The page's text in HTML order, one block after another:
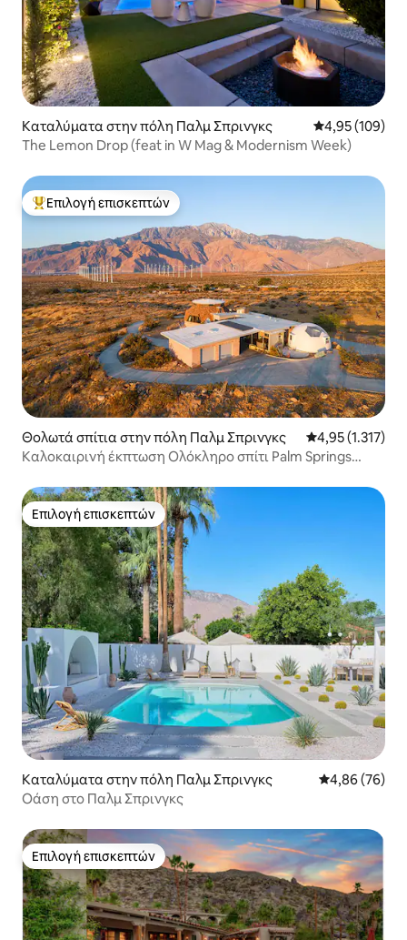
Καταλύματα στην πόλη Παλμ Σπρινγκς Μέση
4,95 (109)
The Lemon Drop (feat in W Mag & Modernism Week)
Κορυφαία επιλογή επισκεπτών
Επιλογή επισκεπτών
Θολωτά σπίτια στην πόλη Παλμ Σπρινγκς Μέση
4,95 (1.317)
Καλοκαιρινή έκπτωση Ολόκληρο σπίτι Palm Springs
Επιλογή επισκεπτών
Επιλογή επισκεπτών
Καταλύματα στην πόλη Παλμ Σπρινγκς Μέση
4,86 (76)
Οάση στο Παλμ Σπρινγκς
Επιλογή επισκεπτών
Επιλογή επισκεπτών